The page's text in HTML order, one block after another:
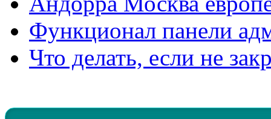
Функционал панели
Что делать, если не